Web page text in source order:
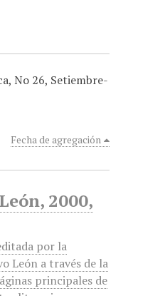
No 26, Setiembre-
Fecha de agregación
2000,
por la
León a través de la
principales de